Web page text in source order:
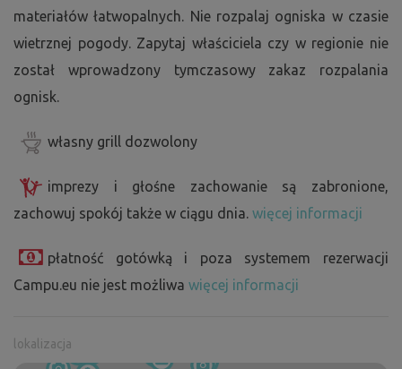
materiałów łatwopalnych. Nie rozpalaj ogniska w czasie
wietrznej pogody. Zapytaj właściciela czy w regionie nie
został wprowadzony tymczasowy zakaz rozpalania
ognisk.
własny grill dozwolony
imprezy i głośne zachowanie są zabronione,
zachowuj spokój także w ciągu dnia. więcej informacji
płatność gotówką i poza systemem rezerwacji
Campu.eu nie jest możliwa więcej informacji
lokalizacja